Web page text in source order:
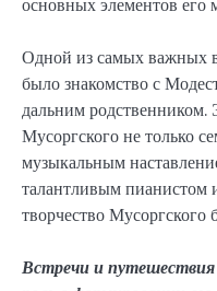
Одной из самых важных
было знакомство с
дальним родственником.
Мусоргского не только
музыкальным
талантливым пианистом
творчество
Встречи и путешествия